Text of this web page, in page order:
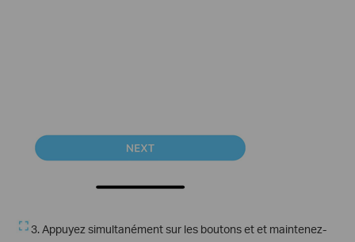
3. Appuyez simultanément sur les boutons et et maintenez-